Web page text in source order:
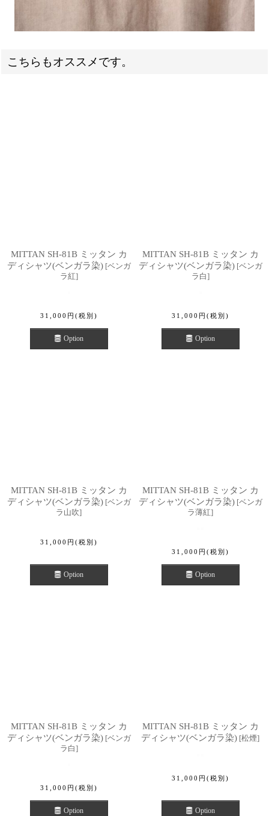
こちらもオススメです。
MITTAN SH-81B ミッタン カ
ディシャツ(ベンガラ染) [ベンガ
ラ紅]
31,000 円 (税別)
Option
MITTAN SH-81B ミッタン カ
ディシャツ(ベンガラ染) [ベンガ
ラ白]
31,000 円 (税別)
Option
MITTAN SH-81B ミッタン カ
ディシャツ(ベンガラ染) [ベンガ
ラ山吹]
31,000 円 (税別)
Option
MITTAN SH-81B ミッタン カ
ディシャツ(ベンガラ染) [ベンガ
ラ薄紅]
31,000 円 (税別)
Option
MITTAN SH-81B ミッタン カ
ディシャツ(ベンガラ染) [ベンガ
ラ白]
31,000 円 (税別)
Option
MITTAN SH-81B ミッタン カ
ディシャツ(ベンガラ染) [松煙]
31,000 円 (税別)
Option